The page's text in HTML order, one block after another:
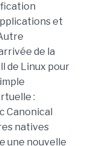
et
de la
de Linux pour
:
Canonical
natives
une nouvelle